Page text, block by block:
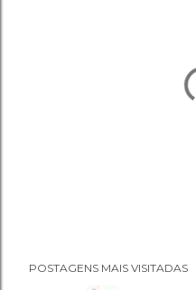
o
POSTAGENS MAIS VISITADAS